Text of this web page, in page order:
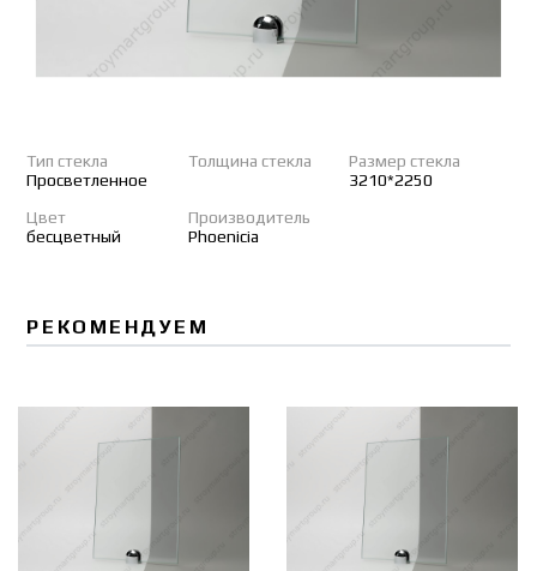
Тип стекла
Просветленное
Толщина стекла
Размер стекла
3210*2250
Цвет
бесцветный
Производитель
Phoenicia
РЕКОМЕНДУЕМ